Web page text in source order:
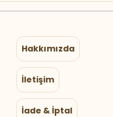
Hakkımızda
İletişim
İade & İptal